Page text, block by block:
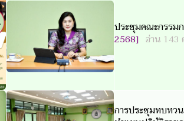
ประชุมคณะกรรม
2568] อ่าน 143
การประชุมทบทว